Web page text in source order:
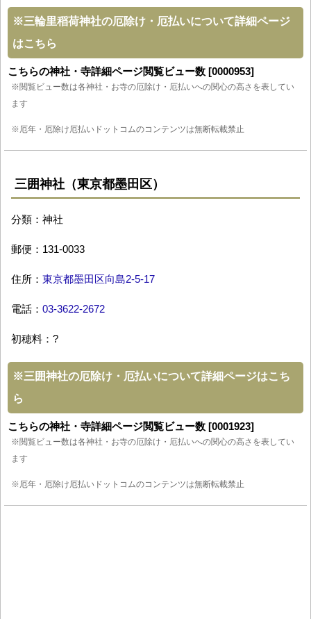
※三輪里稻荷神社の厄除け・厄払いについて詳細ページ
はこちら
こちらの神社・寺詳細ページ閲覧ビュー数 [0000953]
※閲覧ビュー数は各神社・お寺の厄除け・厄払いへの関心の高さを表してい
ます
※厄年・厄除け厄払いドットコムのコンテンツは無断転載禁止
三囲神社（東京都墨田区）
分類：神社
郵便：131-0033
住所： 東京都墨田区向島2-5-17
電話： 03-3622-2672
初穂料：?
※三囲神社の厄除け・厄払いについて詳細ページはこち
ら
こちらの神社・寺詳細ページ閲覧ビュー数 [0001923]
※閲覧ビュー数は各神社・お寺の厄除け・厄払いへの関心の高さを表してい
ます
※厄年・厄除け厄払いドットコムのコンテンツは無断転載禁止